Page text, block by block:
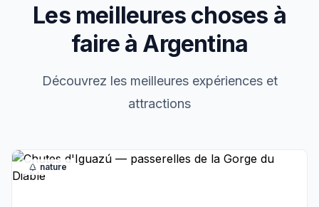
Les meilleures choses à
faire à Argentina
Découvrez les meilleures expériences et
attractions
nature